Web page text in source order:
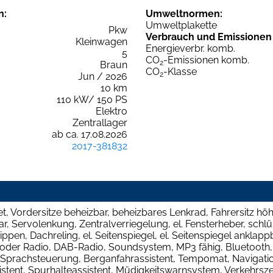
Pkw
Kleinwagen
5
Braun
Jun / 2026
10 km
110 kW/ 150 PS
Elektro
Zentrallager
ab ca. 17.08.2026
2017-381832
Umweltnormen:
Umweltplakette
Verbrauch und Emissionen
Energieverbr. komb.
CO2-Emissionen komb.
CO2-Klasse
Vordersitze beheizbar, beheizbares Lenkrad, Fahrersitz
Servolenkung, Zentralverriegelung, el. Fensterheber,
Dachreling, el. Seitenspiegel, el. Seitenspiegel
Radio, DAB-Radio, Soundsystem, MP3 fähig,
Berganfahrassistent, Tempomat,
Spurhalteassistent, Müdigkeitswarnsystem,